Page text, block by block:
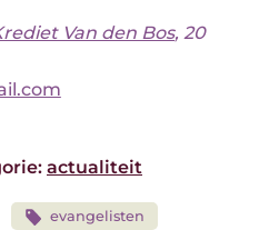
Van den Bos, 20
actualiteit
evangelisten